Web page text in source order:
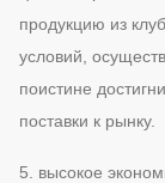
продукцию из
условий,
поистине
поставки к рынку.
5. высокое